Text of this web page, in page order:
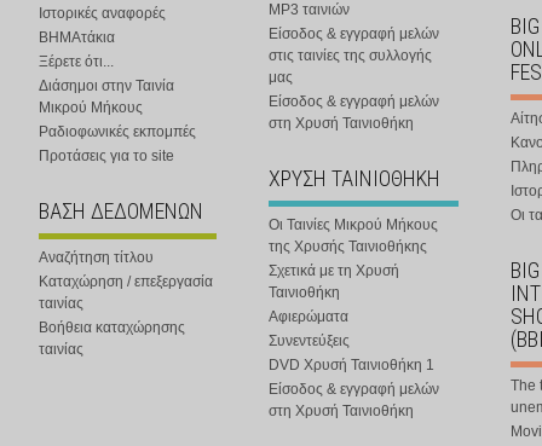
Ιστορικές αναφορές
ΒΗΜΑτάκια
Ξέρετε ότι...
Διάσημοι στην Ταινία
Μικρού Μήκους
Ραδιοφωνικές εκπομπές
Προτάσεις για το site
ΒΑΣΗ ΔΕΔΟΜΕΝΩΝ
Αναζήτηση τίτλου
Καταχώρηση / επεξεργασία
ταινίας
Βοήθεια καταχώρησης
ταινίας
MP3 ταινιών
Είσοδος & εγγραφή μελών
στις ταινίες της συλλογής
μας
Είσοδος & εγγραφή μελών
στη Χρυσή Ταινιοθήκη
ΧΡΥΣΗ ΤΑΙΝΙΟΘΗΚΗ
Οι Ταινίες Μικρού Μήκους
της Χρυσής Ταινιοθήκης
Σχετικά με τη Χρυσή
Ταινιοθήκη
Αφιερώματα
Συνεντεύξεις
DVD Χρυσή Ταινιοθήκη 1
Είσοδος & εγγραφή μελών
στη Χρυσή Ταινιοθήκη
Οι
The